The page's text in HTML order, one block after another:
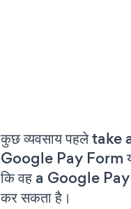
कुछ व्यवसाय पहले
Google Pay Form
कि वह a Google Pay
कर सकता है।